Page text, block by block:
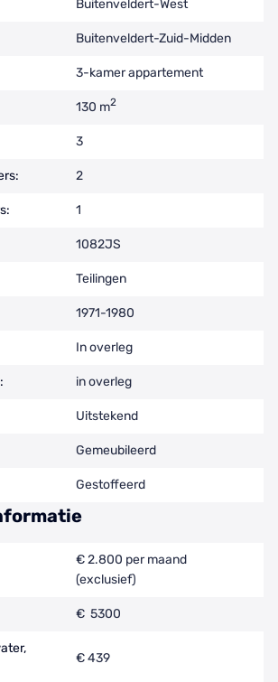
Buitenveldert-West
Buitenveldert-Zuid-Midden
3-kamer appartement
130 m2
3
2
1
1082JS
Teilingen
1971-1980
In overleg
in overleg
Uitstekend
Gemeubileerd
Gestoffeerd
€ 2.800 per maand
(exclusief)
€ 5300
€ 439